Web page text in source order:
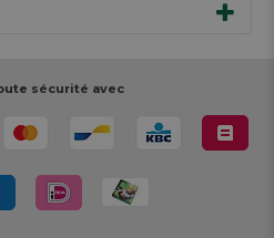
sécurité avec